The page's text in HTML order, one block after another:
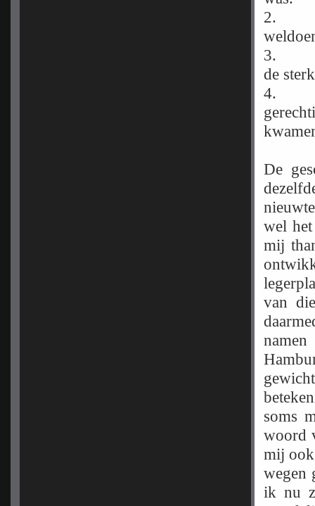
de
De
wel
mij
van
soms
woord
mij
wegen
ik nu